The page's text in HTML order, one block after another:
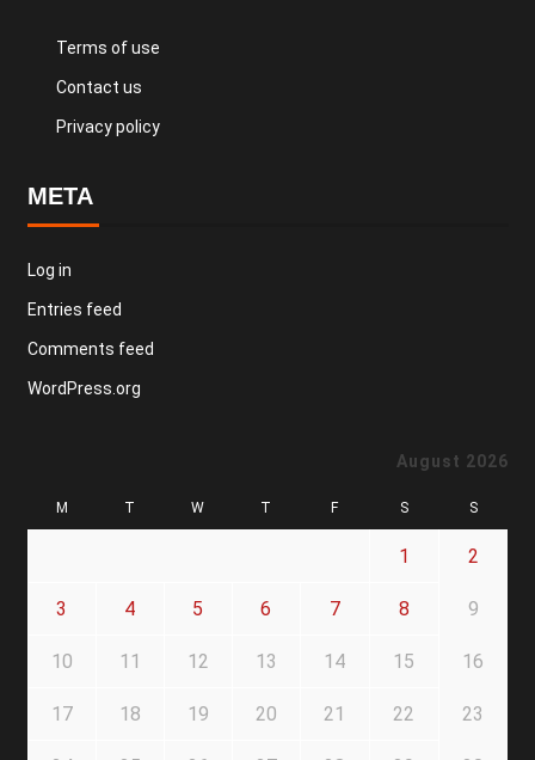
Terms of use
Contact us
Privacy policy
META
Log in
Entries feed
Comments feed
WordPress.org
August 2026
M T W T F S S
1 2
3 4 5 6 7 8 9
10 11 12 13 14 15 16
17 18 19 20 21 22 23